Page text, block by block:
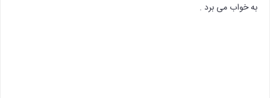
به خواب می برد .